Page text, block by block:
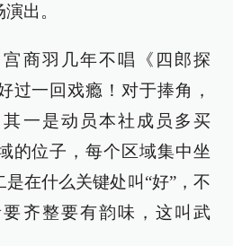
出。
商羽几年不唱《四郎探
过一回戏瘾！对于捧角，
一是动员本社成员多买
的位子，每个区域集中坐
在什么关键处叫“好”，不
齐整要有韵味，这叫武